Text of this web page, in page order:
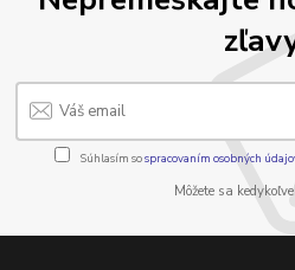
Súhlasím sospracovaním osobných
Môžete sa